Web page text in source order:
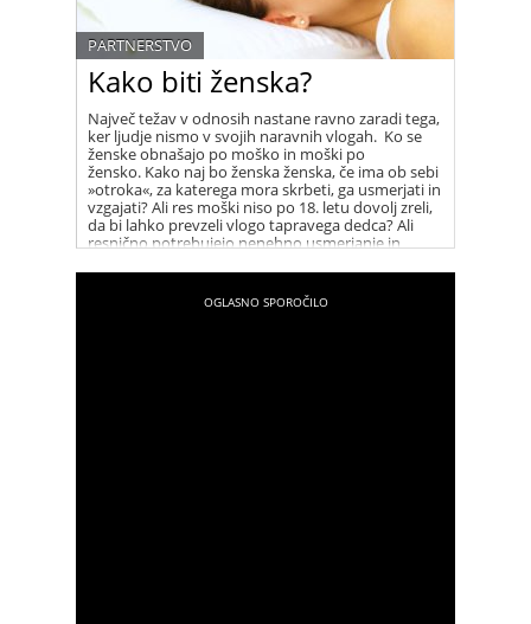
Kako biti ženska?
PARTNERSTVO
Največ težav v odnosih nastane ravno zaradi tega,
ker ljudje nismo v svojih naravnih vlogah. Ko se
ženske obnašajo po moško in moški po
žensko. Kako naj bo ženska ženska, če ima ob sebi
»otroka«, za katerega mora skrbeti, ga usmerjati in
vzgajati? Ali res moški niso po 18. letu dovolj zreli,
da bi lahko prevzeli vlogo tapravega dedca? Ali
resnično potrebujejo nenehno usmerjanje in